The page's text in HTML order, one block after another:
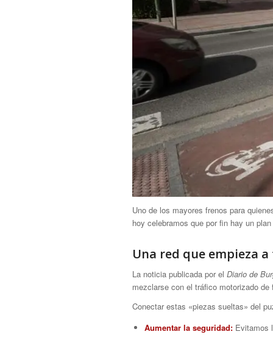
Uno de los mayores frenos para
hoy celebramos que por fin hay un
Una red que empieza
La noticia publicada por el Diario de
mezclarse con el tráfico motorizado
Conectar estas «piezas sueltas» del
Aumentar la seguridad: Evitamos